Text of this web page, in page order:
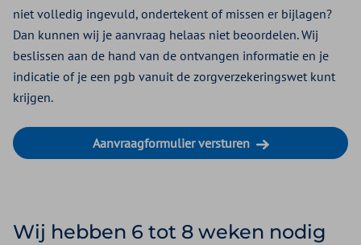
niet volledig ingevuld, ondertekent of missen er bijlagen?
Dan kunnen wij je aanvraag helaas niet beoordelen. Wij
beslissen aan de hand van de ontvangen informatie en je
indicatie of je een pgb vanuit de zorgverzekeringswet kunt
krijgen.
Aanvraagformulier versturen
Wij hebben 6 tot 8 weken nodig